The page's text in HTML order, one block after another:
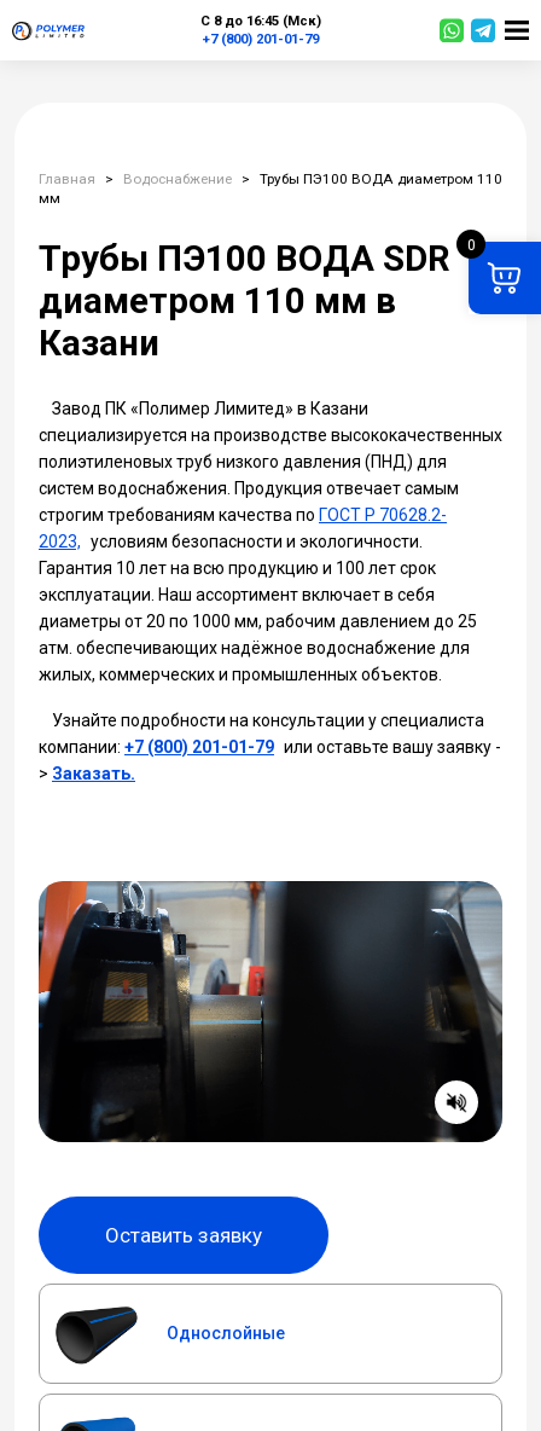
С 8 до 16:45 (Мск)
+7 (800) 201-01-79
0
Главная > Водоснабжение >
Трубы ПЭ100 ВОДА диаметром 110
мм
Трубы ПЭ100 ВОДА SDR
диаметром 110 мм в
Казани
Завод ПК «Полимер Лимитед» в Казани
специализируется на производстве высококачественных
полиэтиленовых труб низкого давления (ПНД) для
систем водоснабжения. Продукция отвечает самым
строгим требованиям качества по ГОСТ Р 70628.2-
2023, условиям безопасности и экологичности.
Гарантия 10 лет на всю продукцию и 100 лет срок
эксплуатации. Наш ассортимент включает в себя
диаметры от 20 по 1000 мм, рабочим давлением до 25
атм. обеспечивающих надёжное водоснабжение для
жилых, коммерческих и промышленных объектов.
Узнайте подробности на консультации у специалиста
компании: +7 (800) 201-01-79 или оставьте вашу заявку -
> Заказать.
Оставить заявку
Однослойные